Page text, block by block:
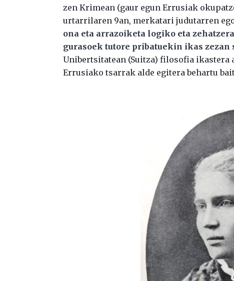
zen Krimean (gaur egun Errusiak
urtarrilaren 9an, merkatari judutarren
ona eta arrazoiketa logiko eta
gurasoek tutore pribatuekin ikas zezan
Unibertsitatean (Suitza) filosofia ikastera
Errusiako tsarrak alde egitera behartu